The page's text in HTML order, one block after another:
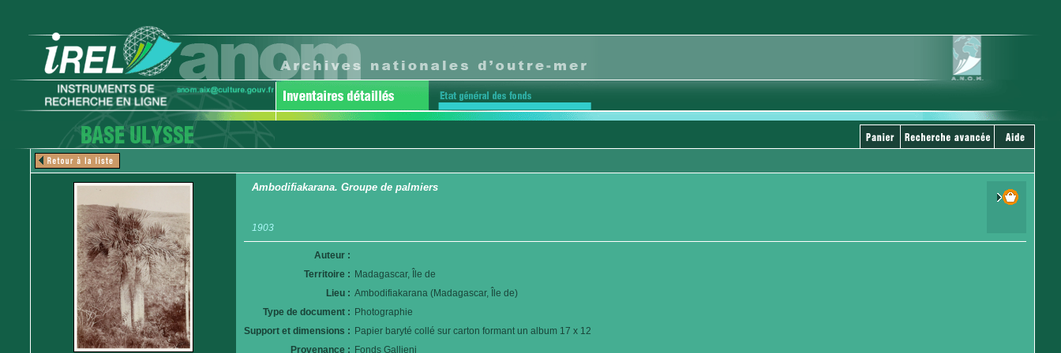
Ambodifiakarana. Groupe de palmiers
1903
Auteur :
Territoire : Madagascar, Île de
Lieu : Ambodifiakarana (Madagascar, Île de)
Type de document : Photographie
Support et dimensions : Papier baryté collé sur carton formant un album 17 x 12
Provenance : Fonds Gallieni